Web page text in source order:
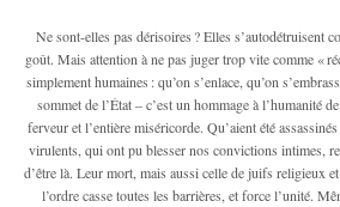
Ne sont-elles pas dérisoires ? Elles s’autodétruisent
goût. Mais attention à ne pas juger trop vite comme «
simplement humaines : qu’on s’enlace, qu’on
sommet de l’État – c’est un hommage à l’humanité
ferveur et l’entière miséricorde. Qu’aient été
virulents, qui ont pu blesser nos convictions intimes,
d’être là. Leur mort, mais aussi celle de juifs religieux
l’ordre casse toutes les barrières, et force l’unité.